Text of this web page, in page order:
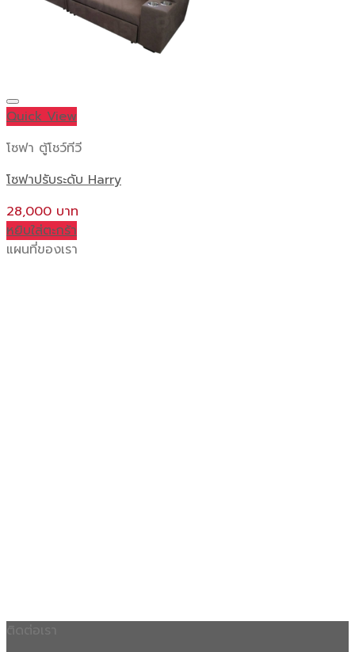
Quick View
โซฟา ตู้โชว์ทีวี
โซฟาปรับระดับ Harry
28,000
หยิบใส่ตะกร้า
แผนที่ของเรา